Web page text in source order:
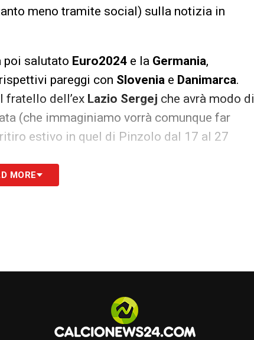
meno tramite social) sulla notizia in
poi salutato Euro2024 e la Germania,
pareggi con Slovenia e Danimarca.
fratello dell’ex Lazio Sergej che avrà modo di
(che immaginiamo vorrà comunque far
estivo in quel di Pinzolo dal 17 al 27
MORE